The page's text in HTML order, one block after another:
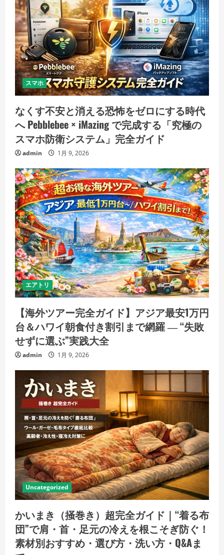
スマホ
なくす不安と消える恐怖をゼロにする時代
へ Pebblebee × iMazing で完成する「究極の
スマホ防衛システム」完全ガイド
admin 1月 9, 2026
エアトリ
【海外ツアー完全ガイド】アジア最安1万円
台＆ハワイ朝食付き割引まで網羅 ― “失敗
せずに選ぶ”実践大全
admin 1月 9, 2026
Uncategorized
かいまき（掻巻き）超完全ガイド｜“着る布
団”で肩・首・足元の冷えを根こそぎ防ぐ！
素材別おすすめ・選び方・洗い方・Q&Aま